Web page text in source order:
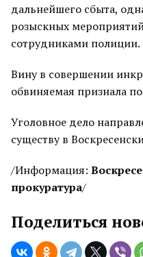
дальнейшего сбыта,
розыскных
сотрудниками полиции.
Вину в совершении
обвиняемая признала
Уголовное дело
существу в
/Информация:
прокуратура/
Поделиться